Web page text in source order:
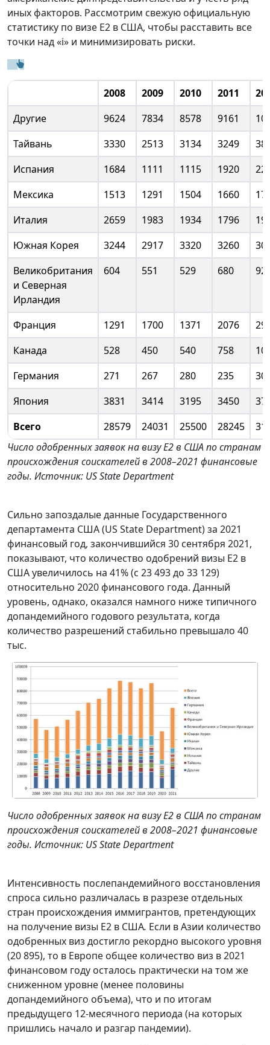
иных факторов. Рассмотрим свежую официальную
статистику по визе E2 в США, чтобы расставить все
точки над «i» и минимизировать риски.
2008 2009 2010 2011
Другие
9624 7834 8578 9161
Тайвань
3330 2513 3134 3249
Испания
1684 1111 1115 1920
Мексика
1513 1291 1504 1660
Италия
2659 1983 1934 1796
Южная Корея
3244 2917 3320 3260
Великобритания
и Северная
Ирландия
604 551 529 680
Франция 1291 1700 1371 2076
Канада
528 450 540 758
Германия
271 267 280 235
Япония
3831 3414 3195 3450
Всего
28579 24031 25500 28245
Число одобренных заявок на визу E2 в США по странам
происхождения соискателей в 2008–2021 финансовые
годы. Источник: US State Department
Сильно запоздалые данные Государственного
департамента США (US State Department) за 2021
финансовый год, закончившийся 30 сентября 2021,
показывают, что количество одобрений визы E2 в
США увеличилось на 41% (с 23 493 до 33 129)
относительно 2020 финансового года. Данный
уровень, однако, оказался намного ниже типичного
допандемийного годового результата, когда
количество разрешений стабильно превышало 40
тыс.
Число одобренных заявок на визу E2 в США по странам
происхождения соискателей в 2008–2021 финансовые
годы. Источник: US State Department
Интенсивность послепандемийного восстановления
спроса сильно различалась в разрезе отдельных
стран происхождения иммигрантов, претендующих
на получение визы E2 в США. Если в Азии количество
одобренных виз достигло рекордно высокого уровня
(20 895), то в Европе общее количество виз в 2021
финансовом году осталось практически на том же
сниженном уровне (менее половины
допандемийного объема), что и по итогам
предыдущего 12-месячного периода (на которых
пришлись начало и разгар пандемии).